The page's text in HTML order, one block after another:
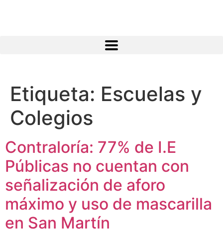
Atractivos
Moyobamba, está lleno de atractivos sorprendentes,
¡Descúbrelos!
Etiqueta: Escuelas y
Colegios
Contraloría: 77% de I.E
Públicas no cuentan con
señalización de aforo
máximo y uso de mascarilla
en San Martín